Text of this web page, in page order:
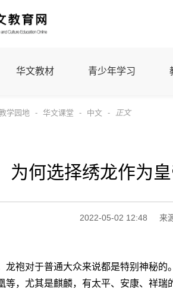
华文教材 青少年学习
学园地 - 华文课堂 - 中文 - 正文
为何选择绣龙作为皇
2022-05-02 12:48 来
袍对于普通大众来说都是特别神秘的
等，尤其是麒麟，有太平、安康、祥